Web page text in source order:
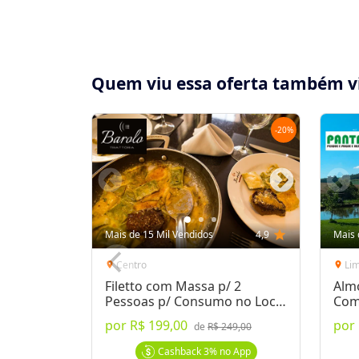
Compartilhe essa Oferta:
Receba as novidades do Cidade Oferta no seu
WhatsApp!
Destaques & Regras
5 meses para utilizar o voucher (até 09/
escova + hidratação na Viva Bella
Quem viu essa oferta também
-20%
Mais de 15 Mil Vendidos 4,9 star
location_onCentro
Filetto com Massa p/ 2
Pessoas p/ Consumo no Local
ou Delivery
por R$ 199,00 de R$ 249,00
Cashback3%no App
Mais
location_on
por